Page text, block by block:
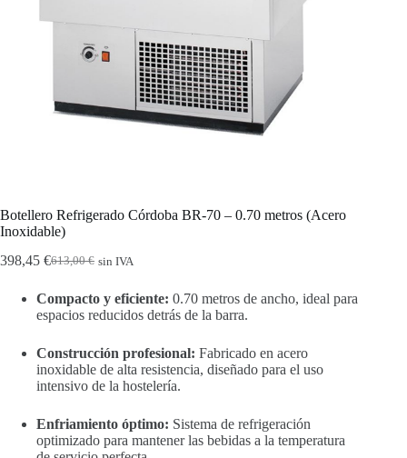
Botellero Refrigerado Córdoba BR-70 – 0.70 metros (Acero
Inoxidable)
613,00€
El
original
era:
398,45 €El
actual
es:
sin IVA
Compacto y eficiente: 0.70 metros de ancho, ideal para
espacios reducidos detrás de la barra.
Construcción profesional: Fabricado en acero
inoxidable de alta resistencia, diseñado para el uso
intensivo de la hostelería.
Enfriamiento óptimo: Sistema de refrigeración
optimizado para mantener las bebidas a la temperatura